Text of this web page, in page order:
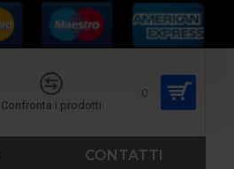
Confronta i prodotti
0
CONTATTI